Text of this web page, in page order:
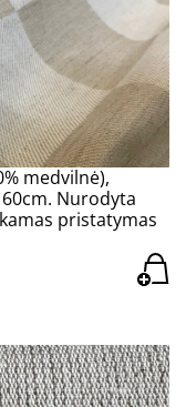
medvilnė),
Nurodyta
pristatymas